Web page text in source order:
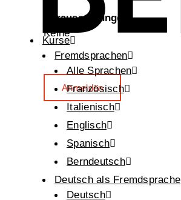
Kurse
Fremdsprachen
Alle Sprachen
Französisch
Italienisch
Englisch
Spanisch
Berndeutsch
Deutsch als Fremdsprache
Deutsch
Voraussetzungen
Keine
Anmelden